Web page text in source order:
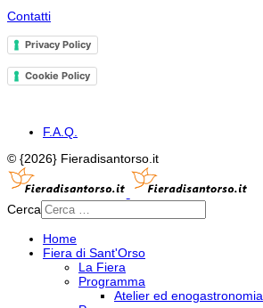
Contatti
Privacy Policy
Cookie Policy
F.A.Q.
© {2026} Fieradisantorso.it
Cerca
Home
Fiera di Sant'Orso
La Fiera
Programma
Atelier ed enogastronomia